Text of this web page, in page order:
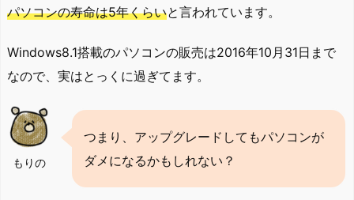
パソコンの寿命は5年くらいと言われています。
Windows8.1搭載のパソコンの販売は2016年10月31日まで
なので、実はとっくに過ぎてます。
もりの
つまり、アップグレードしてもパソコンが
ダメになるかもしれない？